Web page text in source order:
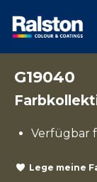
G19040
Verfügbar
Lege meine